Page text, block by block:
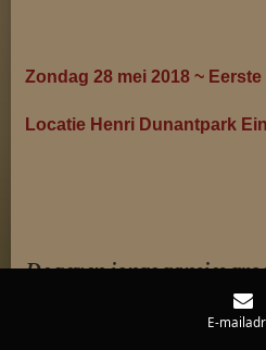
Zondag 28 mei 2018 ~
Locatie Henri Dunantpark
De zeven jonge gansjes
n komen met de ouders
E-